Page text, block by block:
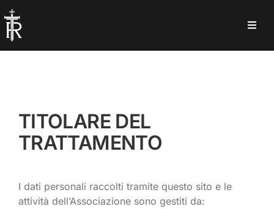
Salta
al
contenuto
Cosa giochiamo
TITOLARE DEL
TRATTAMENTO
I dati personali raccolti tramite questo sito e le
attività dell’Associazione sono gestiti da: